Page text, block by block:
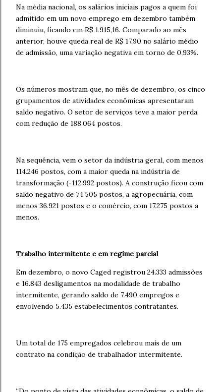
Na média nacional, os salários iniciais pagos a quem foi
admitido em um novo emprego em dezembro também
diminuiu, ficando em R$ 1.915,16. Comparado ao mês
anterior, houve queda real de R$ 17,90 no salário médio
de admissão, uma variação negativa em torno de 0,93%.
Os números mostram que, no mês de dezembro, os cinco
grupamentos de atividades econômicas apresentaram
saldo negativo. O setor de serviços teve a maior perda,
com redução de 188.064 postos.
Na sequência, vem o setor da indústria geral, com menos
114.246 postos, com a maior queda na indústria de
transformação (-112.992 postos). A construção ficou com
saldo negativo de 74.505 postos, a agropecuária, com
menos 36.921 postos e o comércio, com 17.275 postos a
menos.
Trabalho intermitente e em regime parcial
Em dezembro, o novo Caged registrou 24.333 admissões
e 16.843 desligamentos na modalidade de trabalho
intermitente, gerando saldo de 7.490 empregos e
envolvendo 5.435 estabelecimentos contratantes.
Um total de 175 empregados celebrou mais de um
contrato na condição de trabalhador intermitente.